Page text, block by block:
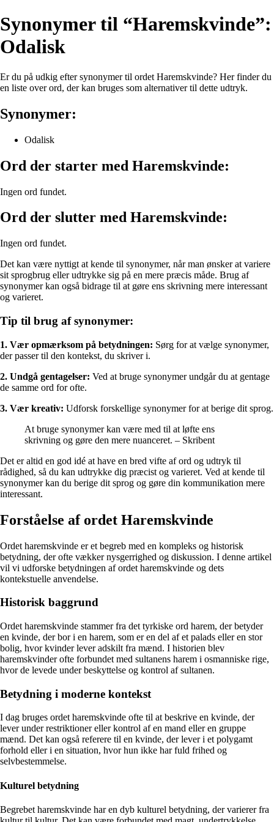
Synonymer til “Haremskvinde”:
Odalisk
Er du på udkig efter synonymer til ordet Haremskvinde? Her finder du
en liste over ord, der kan bruges som alternativer til dette udtryk.
Synonymer:
Odalisk
Ord der starter med Haremskvinde:
Ingen ord fundet.
Ord der slutter med Haremskvinde:
Ingen ord fundet.
Det kan være nyttigt at kende til synonymer, når man ønsker at variere
sit sprogbrug eller udtrykke sig på en mere præcis måde. Brug af
synonymer kan også bidrage til at gøre ens skrivning mere interessant
og varieret.
Tip til brug af synonymer:
1. Vær opmærksom på betydningen: Sørg for at vælge synonymer,
der passer til den kontekst, du skriver i.
2. Undgå gentagelser: Ved at bruge synonymer undgår du at gentage
de samme ord for ofte.
3. Vær kreativ: Udforsk forskellige synonymer for at berige dit sprog.
At bruge synonymer kan være med til at løfte ens
skrivning og gøre den mere nuanceret. – Skribent
Det er altid en god idé at have en bred vifte af ord og udtryk til
rådighed, så du kan udtrykke dig præcist og varieret. Ved at kende til
synonymer kan du berige dit sprog og gøre din kommunikation mere
interessant.
Forståelse af ordet Haremskvinde
Ordet haremskvinde er et begreb med en kompleks og historisk
betydning, der ofte vækker nysgerrighed og diskussion. I denne artikel
vil vi udforske betydningen af ordet haremskvinde og dets
kontekstuelle anvendelse.
Historisk baggrund
Ordet haremskvinde stammer fra det tyrkiske ord harem, der betyder
en kvinde, der bor i en harem, som er en del af et palads eller en stor
bolig, hvor kvinder lever adskilt fra mænd. I historien blev
haremskvinder ofte forbundet med sultanens harem i osmanniske rige,
hvor de levede under beskyttelse og kontrol af sultanen.
Betydning i moderne kontekst
I dag bruges ordet haremskvinde ofte til at beskrive en kvinde, der
lever under restriktioner eller kontrol af en mand eller en gruppe
mænd. Det kan også referere til en kvinde, der lever i et polygamt
forhold eller i en situation, hvor hun ikke har fuld frihed og
selvbestemmelse.
Kulturel betydning
Begrebet haremskvinde har en dyb kulturel betydning, der varierer fra